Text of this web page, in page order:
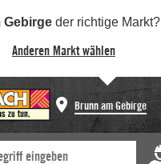
Gebirge der richtige Markt?
Anderen Markt wählen
Brunn am Gebirge